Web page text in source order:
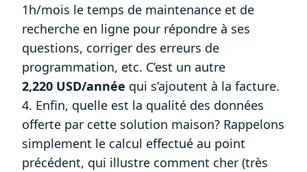
1h/mois le temps de maintenance et de
recherche en ligne pour répondre à ses
questions, corriger des erreurs de
programmation, etc. C’est un autre
2,220 USD/année qui s’ajoutent à la facture.
4. Enfin, quelle est la qualité des données
offerte par cette solution maison? Rappelons
simplement le calcul effectué au point
précédent, qui illustre comment cher (très